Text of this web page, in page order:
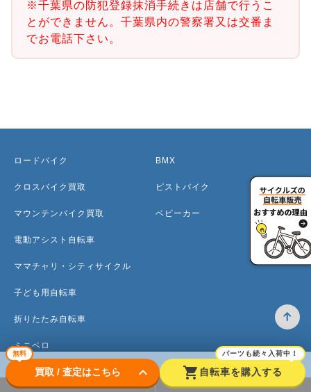
※千葉県の防犯登録抹消手続きは店舗で行うこ
とができません。千葉県内の警察署又は交番ま
でお電話下さい。
無料
買取 / 査定はこちら keyboard_arrow_down shopping_cart
パーツも続々入荷中！
自転車を購入する
ロードバイク
クロスバイク買取
マウンテンバイク買取
電動アシスト自転車
ママチャリ・シティサイクル
子ども用自転車
折りたたみ自転車
ミニベロ
BMX
ピストバイク
ベビーカー